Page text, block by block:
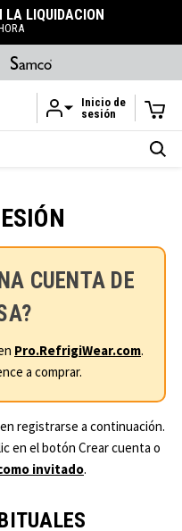
contenido principal
LA LIQUIDACIÓN
Inicio de
sesión
CUENTA DE
Pro.RefrigiWear.com.
a comprar.
registrarse a continuación.
en el botón Crear cuenta o
invitado.